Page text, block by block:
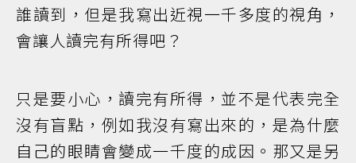
誰讀到，但是我寫出近視一千多度的視角，
會讓人讀完有所得吧？
只是要小心，讀完有所得，並不是代表完全
沒有盲點，例如我沒有寫出來的，是為什麼
自己的眼睛會變成一千度的成因。那又是另